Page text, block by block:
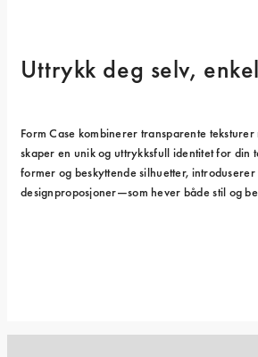
Uttrykk deg selv,
Form Case kombinerer transparente
skaper en unik og uttrykksfull identitet for din
former og beskyttende silhuetter,
designproposjoner—som hever både stil og